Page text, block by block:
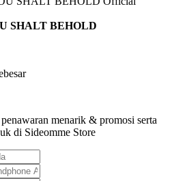
SHALT BEHOLD
menarik & promosi serta
di Sideomme Store